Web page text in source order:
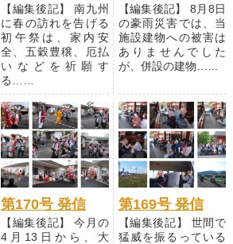
【編集後記】 南九州
に春の訪れを告げる
初午祭は、家内安
全、五穀豊穣、厄払
いなどを祈願す
る……
【編集後記】 8月8日
の豪雨災害では、当
施設建物への被害は
ありませんでした
が、併設の建物……
第170号 発信
【編集後記】 今月の
4月13日から、大
第169号 発信
【編集後記】 世間で
猛威を振るっている